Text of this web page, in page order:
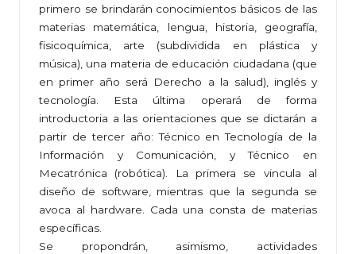
primero se brindarán conocimientos básicos de las
materias matemática, lengua, historia, geografía,
fisicoquímica, arte (subdividida en plástica y
música), una materia de educación ciudadana (que
en primer año será Derecho a la salud), inglés y
tecnología. Esta última operará de forma
introductoria a las orientaciones que se dictarán a
partir de tercer año: Técnico en Tecnología de la
Información y Comunicación, y Técnico en
Mecatrónica (robótica). La primera se vincula al
diseño de software, mientras que la segunda se
avoca al hardware. Cada una consta de materias
específicas.
Se propondrán, asimismo, actividades